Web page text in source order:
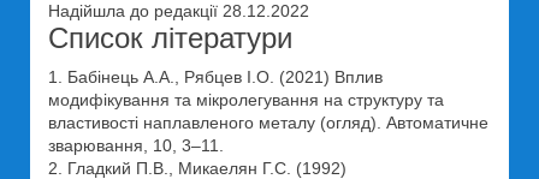
Надійшла до редакції 28.12.2022
Список літератури
1. Бабінець А.А., Рябцев І.О. (2021) Вплив
модифікування та мікролегування на структуру та
властивості наплавленого металу (огляд). Автоматичне
зварювання, 10, 3–11.
2. Гладкий П.В., Микаелян Г.С. (1992)